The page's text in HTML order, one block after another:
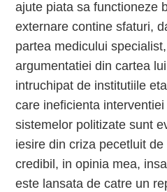
ajute piata sa functioneze
externare contine sfaturi,
partea medicului
argumentatiei din cartea
intruchipat de institutiile
care ineficienta interventiei
sistemelor politizate sunt
iesire din criza pecetluit
credibil, in opinia mea,
este lansata de catre un